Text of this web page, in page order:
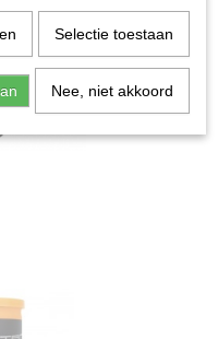
Selectie toestaan
Nee, niet akkoord